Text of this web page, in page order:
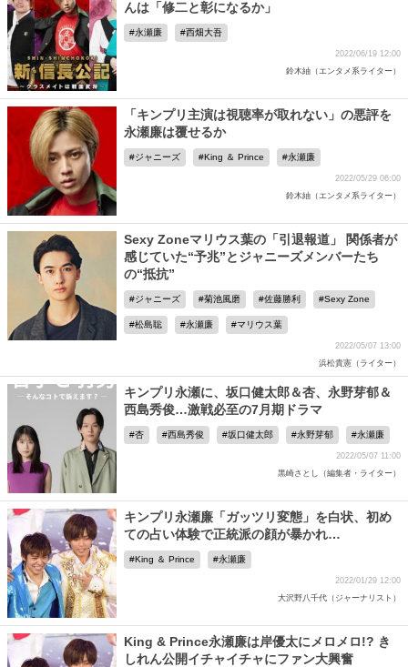
んは「修二と彰になるか」
永瀬廉 西畑大吾
2022/06/19 12:00
鈴木紬（エンタメ系ライター）
「キンプリ主演は視聴率が取れない」の悪評を
永瀬廉は覆せるか
ジャニーズ King ＆ Prince 永瀬廉
2022/05/29 06:00
鈴木紬（エンタメ系ライター）
Sexy Zoneマリウス葉の「引退報道」 関係者が
感じていた“予兆”とジャニーズメンバーたち
の“抵抗”
ジャニーズ 菊池風磨 佐藤勝利 Sexy Zone
松島聡 永瀬廉 マリウス葉
2022/05/07 13:00
浜松貴憲（ライター）
キンプリ永瀬に、坂口健太郎＆杏、永野芽郁＆
西島秀俊…激戦必至の7月期ドラマ
杏 西島秀俊 坂口健太郎 永野芽郁 永瀬廉
2022/05/07 11:00
黒崎さとし（編集者・ライター）
キンプリ永瀬廉「ガッツリ変態」を白状、初め
ての占い体験で正統派の顔が暴かれ…
King ＆ Prince 永瀬廉
2022/01/29 12:00
大沢野八千代（ジャーナリスト）
King & Prince永瀬廉は岸優太にメロメロ!? き
しれん公開イチャイチャにファン大興奮